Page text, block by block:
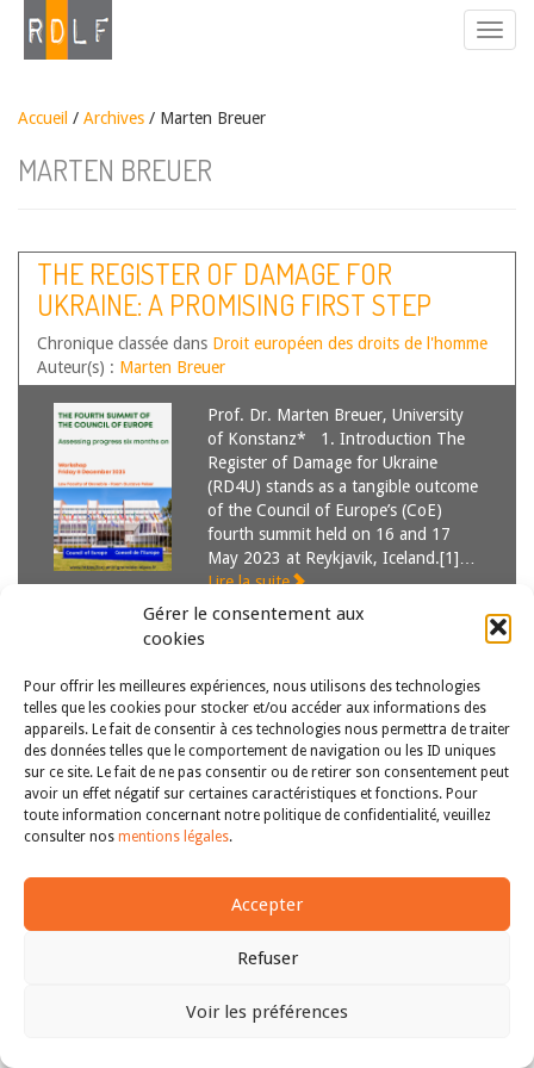
Gérer le consentement aux
cookies
Pour offrir les meilleures expériences, nous utilisons des technologies
telles que les cookies pour stocker et/ou accéder aux informations des
appareils. Le fait de consentir à ces technologies nous permettra de traiter
des données telles que le comportement de navigation ou les ID uniques
sur ce site. Le fait de ne pas consentir ou de retirer son consentement peut
avoir un effet négatif sur certaines caractéristiques et fonctions. Pour
toute information concernant notre politique de confidentialité, veuillez
consulter nos mentions légales.
Accepter
Refuser
Voir les préférences
Accueil / Archives / Marten Breuer
MARTEN BREUER
THE REGISTER OF DAMAGE FOR
UKRAINE: A PROMISING FIRST STEP
TOWARDS REPARATION?
Chronique classée dans Droit européen des droits de l'homme
Auteur(s) : Marten Breuer
Prof. Dr. Marten Breuer, University
of Konstanz* 1. Introduction The
Register of Damage for Ukraine
(RD4U) stands as a tangible outcome
of the Council of Europe’s (CoE)
fourth summit held on 16 and 17
May 2023 at Reykjavik, Iceland.[1]…
Lire la suite
Copyright © 2011-2026Revue des droits et libertés fondamentaux
| Tous droits réservés |mentions légales